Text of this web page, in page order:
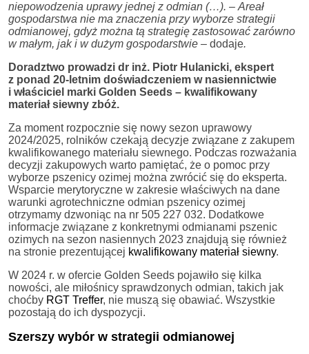
niepowodzenia uprawy jednej z odmian (…). – Areał
gospodarstwa nie ma znaczenia przy wyborze strategii
odmianowej, gdyż można tą strategię zastosować zarówno
w małym, jak i w dużym gospodarstwie – dodaje.
Doradztwo prowadzi dr inż. Piotr Hulanicki, ekspert
z ponad 20-letnim doświadczeniem w nasiennictwie
i właściciel marki Golden Seeds – kwalifikowany
materiał siewny zbóż.
Za moment rozpocznie się nowy sezon uprawowy
2024/2025, rolników czekają decyzje związane z zakupem
kwalifikowanego materiału siewnego. Podczas rozważania
decyzji zakupowych warto pamiętać, że o pomoc przy
wyborze pszenicy ozimej można zwrócić się do eksperta.
Wsparcie merytoryczne w zakresie właściwych na dane
warunki agrotechniczne odmian pszenicy ozimej
otrzymamy dzwoniąc na nr 505 227 032. Dodatkowe
informacje związane z konkretnymi odmianami pszenic
ozimych na sezon nasiennych 2023 znajdują się również
na stronie prezentującej kwalifikowany materiał siewny.
W 2024 r. w ofercie Golden Seeds pojawiło się kilka
nowości, ale miłośnicy sprawdzonych odmian, takich jak
choćby RGT Treffer, nie muszą się obawiać. Wszystkie
pozostają do ich dyspozycji.
Szerszy wybór w strategii odmianowej